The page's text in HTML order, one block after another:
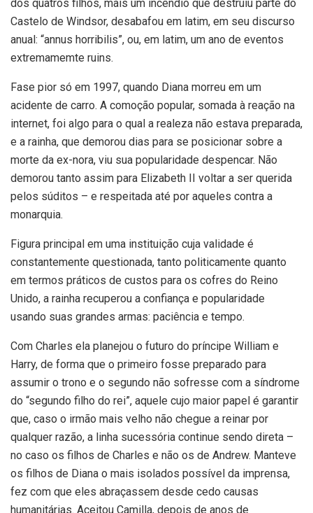
dos quatros filhos, mais um incêndio que destruiu parte do
Castelo de Windsor, desabafou em latim, em seu discurso
anual: “annus horribilis”, ou, em latim, um ano de eventos
extremamemte ruins.
Fase pior só em 1997, quando Diana morreu em um
acidente de carro. A comoção popular, somada à reação na
internet, foi algo para o qual a realeza não estava preparada,
e a rainha, que demorou dias para se posicionar sobre a
morte da ex-nora, viu sua popularidade despencar. Não
demorou tanto assim para Elizabeth II voltar a ser querida
pelos súditos – e respeitada até por aqueles contra a
monarquia.
Figura principal em uma instituição cuja validade é
constantemente questionada, tanto politicamente quanto
em termos práticos de custos para os cofres do Reino
Unido, a rainha recuperou a confiança e popularidade
usando suas grandes armas: paciência e tempo.
Com Charles ela planejou o futuro do príncipe William e
Harry, de forma que o primeiro fosse preparado para
assumir o trono e o segundo não sofresse com a síndrome
do “segundo filho do rei”, aquele cujo maior papel é garantir
que, caso o irmão mais velho não chegue a reinar por
qualquer razão, a linha sucessória continue sendo direta –
no caso os filhos de Charles e não os de Andrew. Manteve
os filhos de Diana o mais isolados possível da imprensa,
fez com que eles abraçassem desde cedo causas
humanitárias. Aceitou Camilla, depois de anos de